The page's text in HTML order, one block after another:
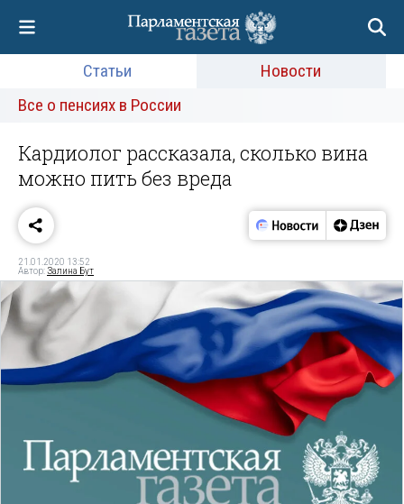
Статьи
Новости
Все о пенсиях в России
Кардиолог рассказала, сколько вина
можно пить без вреда
21.01.2020 13:52
Автор:Залина Бут